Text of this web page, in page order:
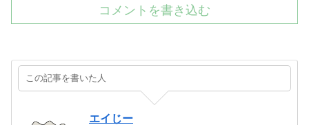
コメントを書き込む
この記事を書いた人
エイじー